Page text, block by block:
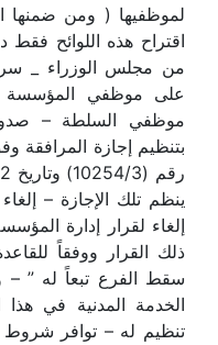
لموظفيها ( ومن
اقتراح هذه اللوائح
من مجلس الوزراء _
على موظفي المؤسسة
موظفي السلطة –
بتنظيم إجازة المرافقة
ينظم تلك الإجازة –
إلغاء لقرار إدارة
ذلك القرار ووفقاً
سقط الفرع تبعاً له ” –
الخدمة المدنية في
تنظيم له – توافر